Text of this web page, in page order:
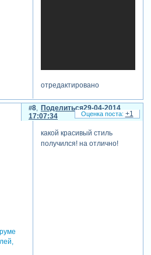
отредактировано
16:24:39)
Поделиться
8
29-04-2014
17:07:34
какой красивый стиль
получился! на отлично!
+1